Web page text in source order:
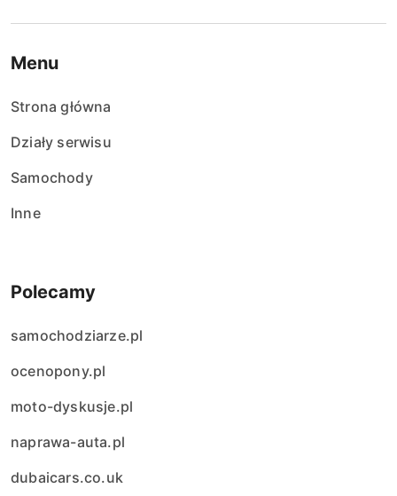
Menu
Strona główna
Działy serwisu
Samochody
Inne
Polecamy
samochodziarze.pl
ocenopony.pl
moto-dyskusje.pl
naprawa-auta.pl
dubaicars.co.uk